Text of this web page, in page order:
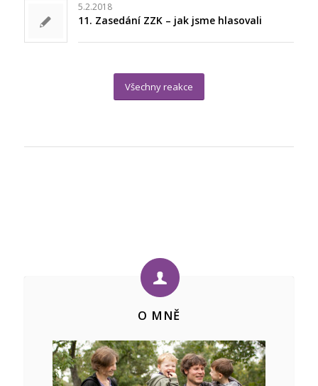
5.2.2018
11. Zasedání ZZK – jak jsme hlasovali
Všechny reakce
O MNĚ